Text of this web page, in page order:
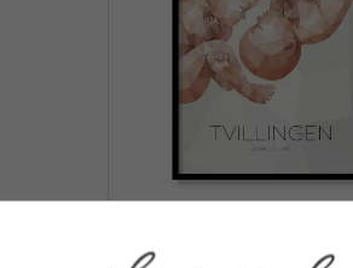
Stjernetegn - Tvillingen